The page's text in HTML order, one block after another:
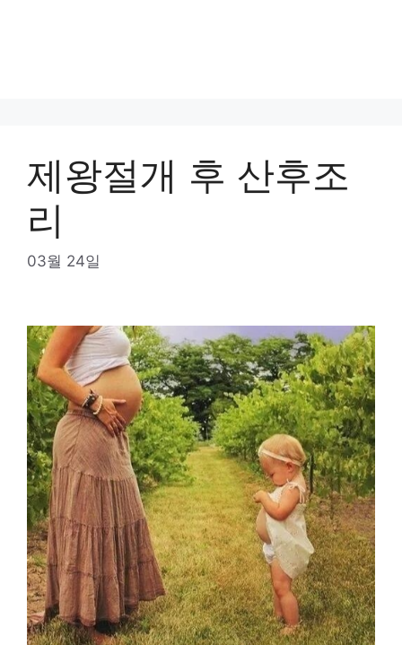
제왕절개 후 산후조
리
03월 24일